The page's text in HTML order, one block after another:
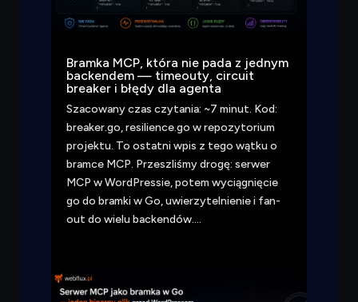
Bramka MCP, która nie pada z jednym
backendem — timeouty, circuit
breaker i błędy dla agenta
Szacowany czas czytania: ~7 minut. Kod:
breaker.go, resilience.go w repozytorium
projektu. To ostatni wpis z tego wątku o
bramce MCP. Przeszliśmy drogę: serwer
MCP w WordPressie, potem wyciągnięcie
go do bramki w Go, uwierzytelnienie i fan-
out do wielu backendów….